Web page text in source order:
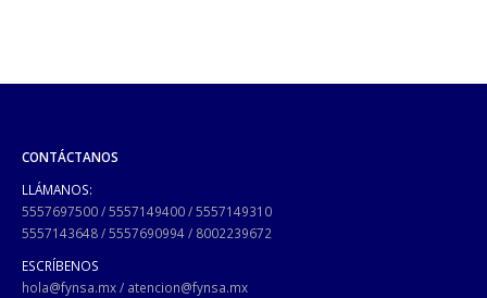
CONTÁCTANOS
LLÁMANOS:
5557697500/5557149400/5557149310
5557143648/5557690994/ 8002239672
ESCRÍBENOS
hola@fynsa.mx/ atencion@fynsa.mx